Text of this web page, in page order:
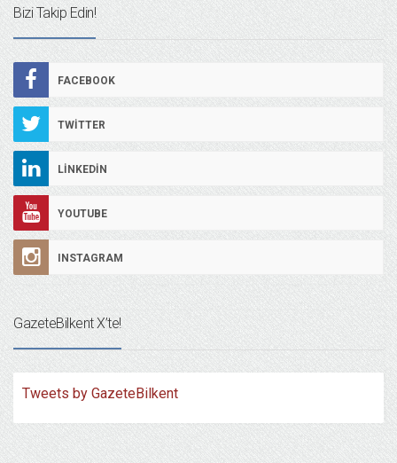
Bizi Takip Edin!
FACEBOOK
TWITTER
LINKEDIN
YOUTUBE
INSTAGRAM
GazeteBilkent X’te!
Tweets by GazeteBilkent